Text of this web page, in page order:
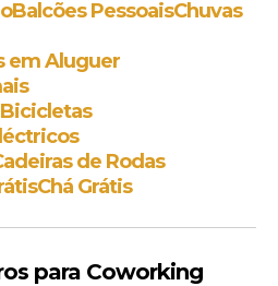
Balcões PessoaisChuvas
em Aluguer
de Rodas
Chá Grátis
para Coworking